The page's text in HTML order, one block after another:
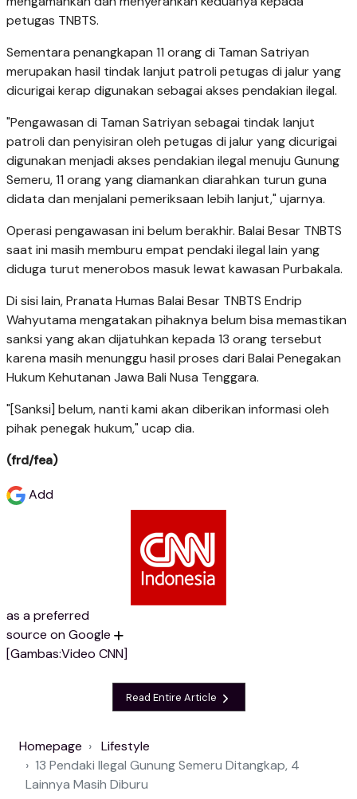
petugas TNBTS.
Sementara penangkapan 11 orang di Taman Satriyan
merupakan hasil tindak lanjut patroli petugas di jalur yang
dicurigai kerap digunakan sebagai akses pendakian ilegal.
"Pengawasan di Taman Satriyan sebagai tindak lanjut
patroli dan penyisiran oleh petugas di jalur yang dicurigai
digunakan menjadi akses pendakian ilegal menuju Gunung
Semeru, 11 orang yang diamankan diarahkan turun guna
didata dan menjalani pemeriksaan lebih lanjut," ujarnya.
Operasi pengawasan ini belum berakhir. Balai Besar TNBTS
saat ini masih memburu empat pendaki ilegal lain yang
diduga turut menerobos masuk lewat kawasan Purbakala.
Di sisi lain, Pranata Humas Balai Besar TNBTS Endrip
Wahyutama mengatakan pihaknya belum bisa memastikan
sanksi yang akan dijatuhkan kepada 13 orang tersebut
karena masih menunggu hasil proses dari Balai Penegakan
Hukum Kehutanan Jawa Bali Nusa Tenggara.
"[Sanksi] belum, nanti kami akan diberikan informasi oleh
pihak penegak hukum," ucap dia.
(frd/fea)
Add
as a preferred
source on Google
[Gambas:Video CNN]
Read Entire Article
Homepage
Lifestyle
13 Pendaki Ilegal Gunung Semeru Ditangkap, 4
Lainnya Masih Diburu